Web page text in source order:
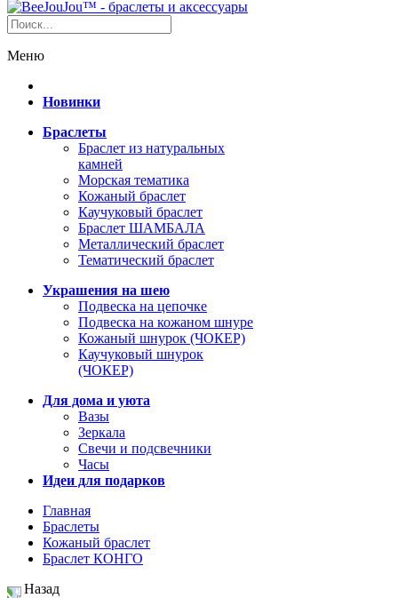
Меню
Новинки
Браслеты
Браслет из натуральных
камней
Морская тематика
Кожаный браслет
Каучуковый браслет
Браслет ШАМБАЛА
Металлический браслет
Тематический браслет
Украшения на шею
Подвеска на цепочке
Подвеска на кожаном шнуре
Кожаный шнурок (ЧОКЕР)
Каучуковый шнурок
(ЧОКЕР)
Для дома и уюта
Вазы
Зеркала
Свечи и подсвечники
Часы
Идеи для подарков
Главная
Браслеты
Кожаный браслет
Браслет КОНГО
Назад